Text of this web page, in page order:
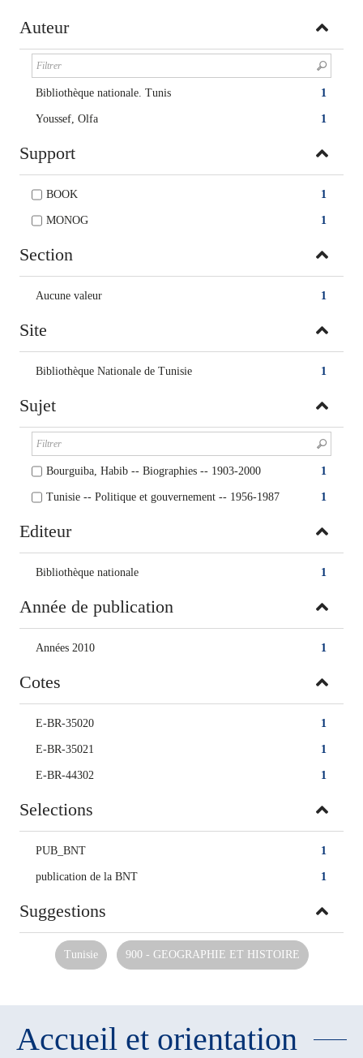
Auteur
1
Bibliothèque nationale. Tunis
1
Youssef, Olfa
Support
1
BOOK
1
MONOG
Section
1
Aucune valeur
Site
1
Bibliothèque Nationale de Tunisie
Sujet
1
Bourguiba, Habib -- Biographies -- 1903-2000
1
Tunisie -- Politique et gouvernement -- 1956-1987
Editeur
1
Bibliothèque nationale
Année de publication
1
Années 2010
Cotes
1
E-BR-35020
1
E-BR-35021
1
E-BR-44302
Selections
1
PUB_BNT
1
publication de la BNT
Suggestions
Tunisie 900 - GEOGRAPHIE ET HISTOIRE
Accueil et orientation